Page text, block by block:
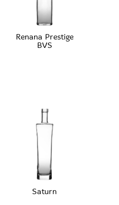
Renana Prestige
BVS
Saturn